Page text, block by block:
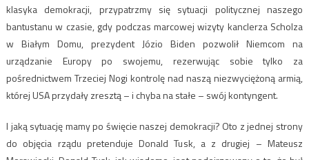
klasyka demokracji, przypatrzmy się sytuacji politycznej naszego
bantustanu w czasie, gdy podczas marcowej wizyty kanclerza Scholza
w Białym Domu, prezydent Józio Biden pozwolił Niemcom na
urządzanie Europy po swojemu, rezerwując sobie tylko za
pośrednictwem Trzeciej Nogi kontrolę nad naszą niezwyciężoną armią,
której USA przydały zresztą – i chyba na stałe – swój kontyngent.
I jaką sytuację mamy po święcie naszej demokracji? Oto z jednej strony
do objęcia rządu pretenduje Donald Tusk, a z drugiej – Mateusz